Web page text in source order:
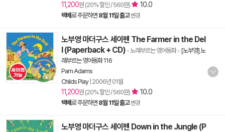
11,200원 (20% 할인 / 560원) 10.0
택배로 주문하면 8월 11일 출고 변경
노부영 마더구스 세이펜 The Farmer in the Del
l (Paperback + CD) - 노래부르는 영어동화- [노부영] 노
래부르는 영어동화 116
Pam Adams
Childs Play| 2006년 01월
11,200원 (20% 할인 / 560원) 10.0
택배로 주문하면 8월 11일 출고 변경
노부영 마더구스 세이펜 Down in the Jungle (P